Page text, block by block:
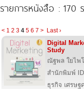
รายการหนังสือ : 170
< 1 2 3 4 5 6 7 > Last ›
Digital
Study
ณัฐพล ใยไพ
สำนักพิมพ์
ธุรกิจ เศรษฐ